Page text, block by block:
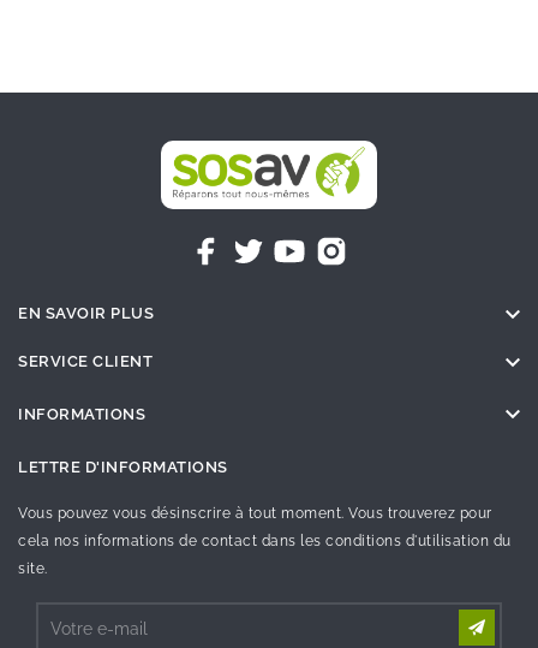
EN SAVOIR PLUS 
SERVICE CLIENT 
INFORMATIONS 
LETTRE D'INFORMATIONS
Vous pouvez vous désinscrire à tout moment. Vous trouverez pour
cela nos informations de contact dans les conditions d'utilisation du
site.